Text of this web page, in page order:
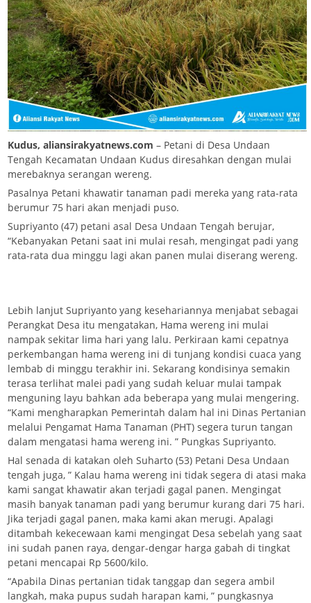
Kudus, aliansirakyatnews.com – Petani di Desa Undaan
Tengah Kecamatan Undaan Kudus diresahkan dengan mulai
merebaknya serangan wereng.
Pasalnya Petani khawatir tanaman padi mereka yang rata-rata
berumur 75 hari akan menjadi puso.
Supriyanto (47) petani asal Desa Undaan Tengah berujar,
“Kebanyakan Petani saat ini mulai resah, mengingat padi yang
rata-rata dua minggu lagi akan panen mulai diserang wereng.
Lebih lanjut Supriyanto yang kesehariannya menjabat sebagai
Perangkat Desa itu mengatakan, Hama wereng ini mulai
nampak sekitar lima hari yang lalu. Perkiraan kami cepatnya
perkembangan hama wereng ini di tunjang kondisi cuaca yang
lembab di minggu terakhir ini. Sekarang kondisinya semakin
terasa terlihat malei padi yang sudah keluar mulai tampak
menguning layu bahkan ada beberapa yang mulai mengering.
“Kami mengharapkan Pemerintah dalam hal ini Dinas Pertanian
melalui Pengamat Hama Tanaman (PHT) segera turun tangan
dalam mengatasi hama wereng ini. ” Pungkas Supriyanto.
Hal senada di katakan oleh Suharto (53) Petani Desa Undaan
tengah juga, ” Kalau hama wereng ini tidak segera di atasi maka
kami sangat khawatir akan terjadi gagal panen. Mengingat
masih banyak tanaman padi yang berumur kurang dari 75 hari.
Jika terjadi gagal panen, maka kami akan merugi. Apalagi
ditambah kekecewaan kami mengingat Desa sebelah yang saat
ini sudah panen raya, dengar-dengar harga gabah di tingkat
petani mencapai Rp 5600/kilo.
“Apabila Dinas pertanian tidak tanggap dan segera ambil
langkah, maka pupus sudah harapan kami, ” pungkasnya